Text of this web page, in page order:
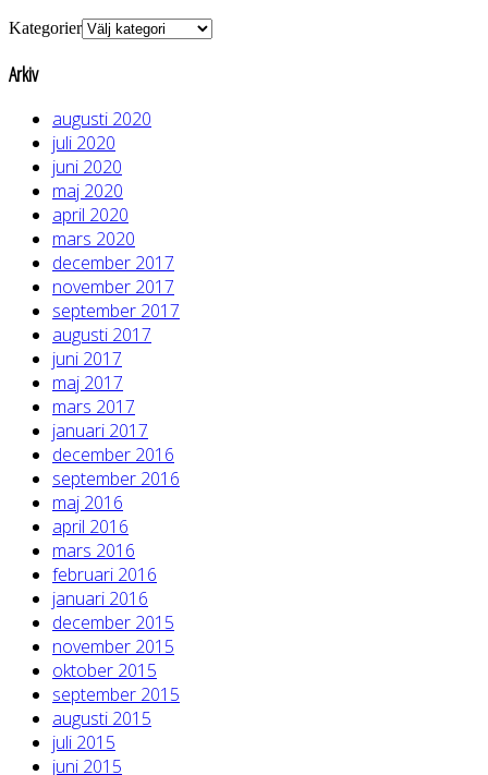
Kategorier
Arkiv
augusti 2020
juli 2020
juni 2020
maj 2020
april 2020
mars 2020
december 2017
november 2017
september 2017
augusti 2017
juni 2017
maj 2017
mars 2017
januari 2017
december 2016
september 2016
maj 2016
april 2016
mars 2016
februari 2016
januari 2016
december 2015
november 2015
oktober 2015
september 2015
augusti 2015
juli 2015
juni 2015